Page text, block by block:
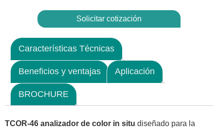
Solicitar cotización
Características Técnicas
Beneficios y ventajas Aplicación
BROCHURE
TCOR-46 analizador de color in situ diseñado para la